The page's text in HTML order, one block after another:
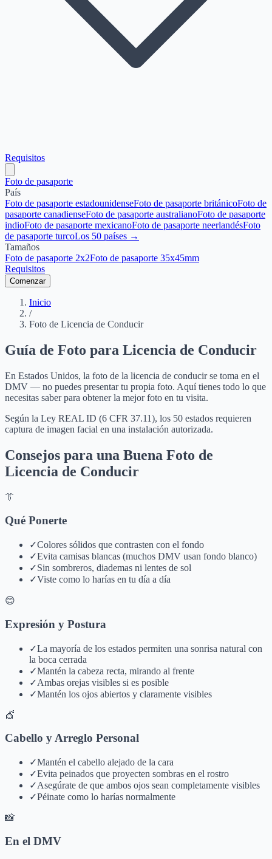
Requisitos
Foto de pasaporte
País
Foto de pasaporte estadounidenseFoto de pasaporte británicoFoto de
pasaporte canadienseFoto de pasaporte australianoFoto de pasaporte
indioFoto de pasaporte mexicanoFoto de pasaporte neerlandésFoto
de pasaporte turcoLos 50 países →
Tamaños
Foto de pasaporte 2x2Foto de pasaporte 35x45mm
Requisitos
Comenzar
Inicio
/
Foto de Licencia de Conducir
Guía de Foto para Licencia de Conducir
En Estados Unidos, la foto de la licencia de conducir se toma en el
DMV — no puedes presentar tu propia foto. Aquí tienes todo lo que
necesitas saber para obtener la mejor foto en tu visita.
Según la Ley REAL ID (6 CFR 37.11), los 50 estados requieren
captura de imagen facial en una instalación autorizada.
Consejos para una Buena Foto de
Licencia de Conducir
👔
Qué Ponerte
✓Colores sólidos que contrasten con el fondo
✓Evita camisas blancas (muchos DMV usan fondo blanco)
✓Sin sombreros, diademas ni lentes de sol
✓Viste como lo harías en tu día a día
😊
Expresión y Postura
✓La mayoría de los estados permiten una sonrisa natural con
la boca cerrada
✓Mantén la cabeza recta, mirando al frente
✓Ambas orejas visibles si es posible
✓Mantén los ojos abiertos y claramente visibles
💇
Cabello y Arreglo Personal
✓Mantén el cabello alejado de la cara
✓Evita peinados que proyecten sombras en el rostro
✓Asegúrate de que ambos ojos sean completamente visibles
✓Péinate como lo harías normalmente
📸
En el DMV